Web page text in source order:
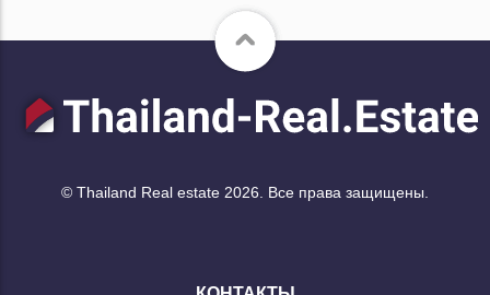
© Thailand Real estate 2026. Все права защищены.